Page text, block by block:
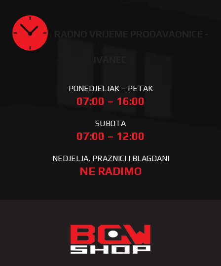
PONEDJELJAK – PETAK
07:00 – 16:00
SUBOTA
07:00 – 12:00
NEDJELJA, PRAZNICI I BLAGDANI
NE RADIMO